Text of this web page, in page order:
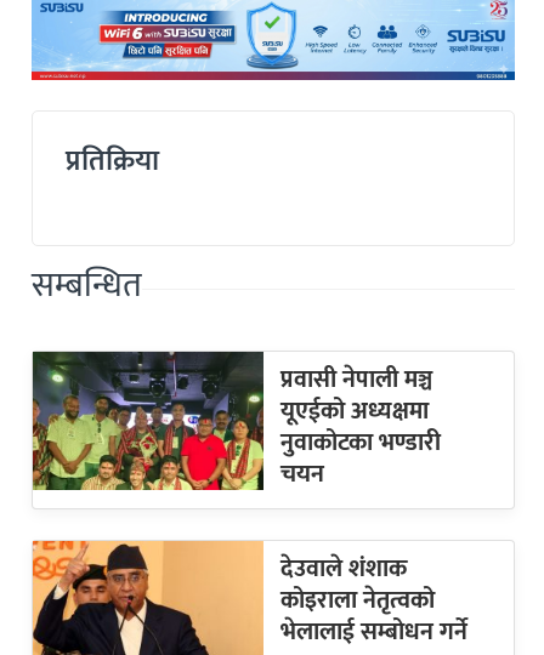
प्रतिक्रिया
सम्बन्धित
प्रवासी नेपाली मञ्च
यूएईको अध्यक्षमा
नुवाकोटका भण्डारी
चयन
देउवाले शंशाक
कोइराला नेतृत्वको
भेलालाई सम्बोधन गर्ने